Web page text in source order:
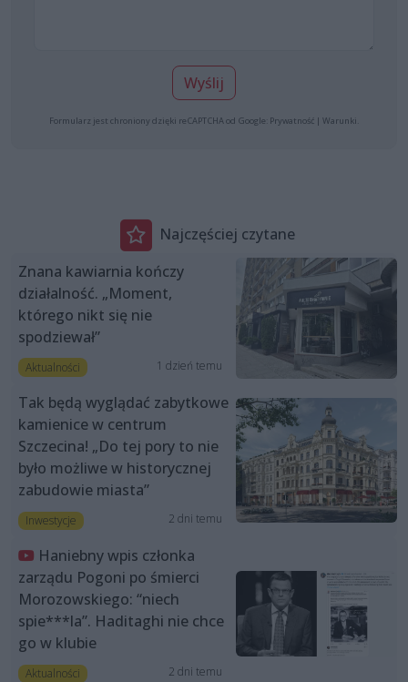
Wyślij
Formularz jest chroniony dzięki reCAPTCHA od Google: Prywatność | Warunki
Najczęściej czytane
Znana kawiarnia kończy
działalność. „Moment,
którego nikt się nie
spodziewał”
Aktualności 1 dzień temu
Tak będą wyglądać zabytkowe
kamienice w centrum
Szczecina! „Do tej pory to nie
było możliwe w historycznej
zabudowie miasta”
Inwestycje 2 dni temu
Haniebny wpis członka
zarządu Pogoni po śmierci
Morozowskiego: “niech
spie***la”. Haditaghi nie chce
go w klubie
Aktualności 2 dni temu